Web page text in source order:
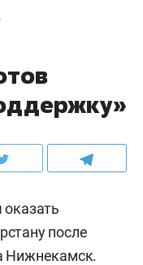
после
Нижнекамск.